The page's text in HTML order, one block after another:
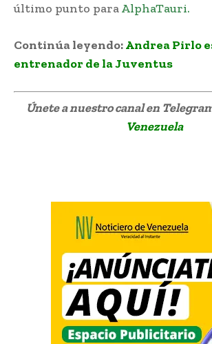
último punto paraAlphaTauri.
Continúa leyendo:Andrea Pirlo
entrenador de la Juventus
Únete a nuestro canal en
Venezuela